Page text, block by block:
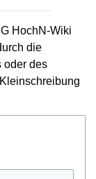
HochN-Wiki
die
oder des